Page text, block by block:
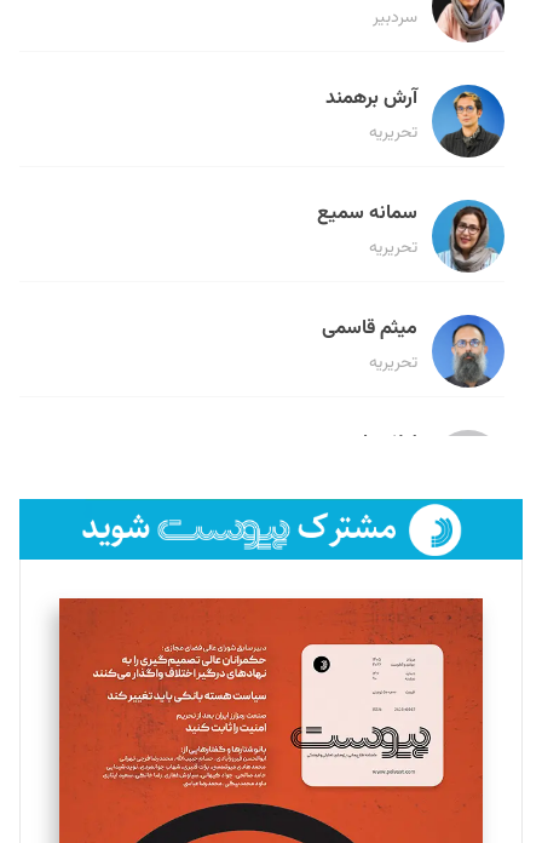
سردبیر
آرش برهمند
تحریریه
سمانه سمیع
تحریریه
میثم قاسمی
تحریریه
لیلا حنارود
فائزه فتحی رستمی
تحریریه
سروش کرمیان
تحریریه
مینا پاکدل